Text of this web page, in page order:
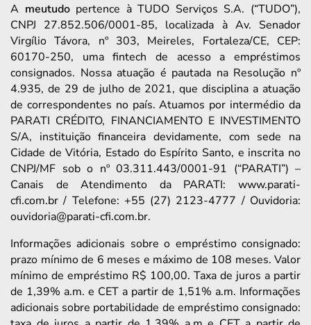
A meutudopertence à TUDO Serviços S.A. (“TUDO”),
CNPJ 27.852.506/0001-85, localizada à Av. Senador
Virgílio Távora, nº 303, Meireles, Fortaleza/CE, CEP:
60170-250, uma fintech de acesso a empréstimos
consignados. Nossa atuação é pautada na Resolução nº
4.935, de 29 de julho de 2021, que disciplina a atuação
de correspondentes no país. Atuamos por intermédio da
PARATI CRÉDITO, FINANCIAMENTO E INVESTIMENTO
S/A, instituição financeira devidamente, com sede na
Cidade de Vitória, Estado do Espírito Santo, e inscrita no
CNPJ/MF sob o nº 03.311.443/0001-91 (“PARATI”) –
Canais de Atendimento da PARATI: www.parati-
cfi.com.br / Telefone: +55 (27) 2123-4777 / Ouvidoria:
ouvidoria@parati-cfi.com.br.
Informações adicionais sobre o empréstimo consignado:
prazo mínimo de 6 meses e máximo de 108 meses. Valor
mínimo de empréstimo R$ 100,00. Taxa de juros a partir
de 1,39% a.m. e CET a partir de 1,51% a.m. Informações
adicionais sobre portabilidade de empréstimo consignado: